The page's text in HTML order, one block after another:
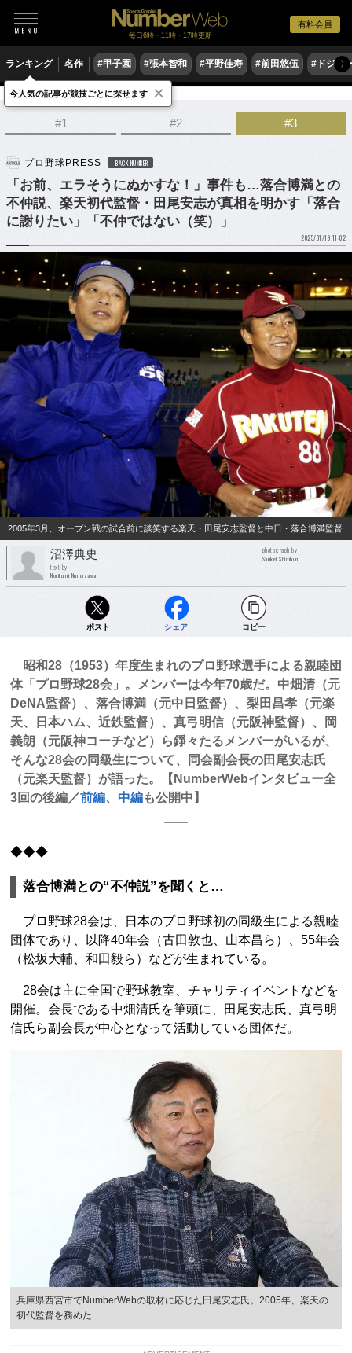
有料会員
毎日6時・11時・17時更新
ランキング 名作 #甲子園 #張本智和 #平野佳寿 #前田悠伍 #ドジャ
〉
野球 プロ野球
#1 #2 #3
プロ野球PRESS BACK NUMBER
「お前、エラそうにぬかすな！」事件も…落合博満との
不仲説、楽天初代監督・田尾安志が真相を明かす「落合
に謝りたい」「不仲ではない（笑）」
2025/01/19 11:02
2005年3月、オープン戦の試合前に談笑する楽天・田尾安志監督と中日・落合博満監督
沼澤典史
text by
Norifumi Numazawa
photograph by
Sankei Shimbun
ポスト シェア コピー
昭和28（1953）年度生まれのプロ野球選手による親睦団
体「プロ野球28会」。メンバーは今年70歳だ。中畑清（元
DeNA監督）、落合博満（元中日監督）、梨田昌孝（元楽
天、日本ハム、近鉄監督）、真弓明信（元阪神監督）、岡
義朗（元阪神コーチなど）ら錚々たるメンバーがいるが、
そんな28会の同級生について、同会副会長の田尾安志氏
（元楽天監督）が語った。【NumberWebインタビュー全
3回の後編／前編、 中編も公開中】
◆◆◆
落合博満との“不仲説”を聞くと…
プロ野球28会は、日本のプロ野球初の同級生による親睦
団体であり、以降40年会（古田敦也、山本昌ら）、55年会
（松坂大輔、和田毅ら）などが生まれている。
28会は主に全国で野球教室、チャリティイベントなどを
開催。会長である中畑清氏を筆頭に、田尾安志氏、真弓明
信氏ら副会長が中心となって活動している団体だ。
兵庫県西宮市でNumberWebの取材に応じた田尾安志氏。2005年、楽天の
初代監督を務めた
今人気の記事が競技ごとに探せます ×